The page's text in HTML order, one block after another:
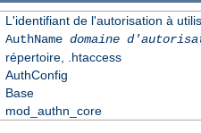
L'identifiant de l'autorisation à
AuthName domaine
répertoire, .htaccess
AuthConfig
Base
mod_authn_core